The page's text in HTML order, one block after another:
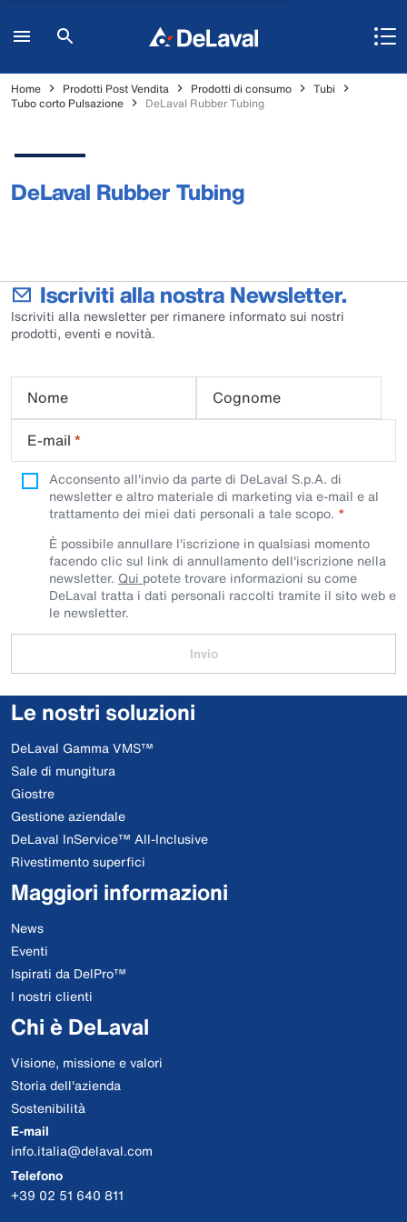
Home Prodotti Post Vendita Prodotti di consumo
Tubi
Tubo corto Pulsazione
DeLaval Rubber Tubing
DeLaval Rubber Tubing
Iscriviti alla nostra Newsletter.
Iscriviti alla newsletter per rimanere informato sui nostri
prodotti, eventi e novità.
Nome
Cognome
E-mail *
Acconsento all'invio da parte di DeLaval S.p.A. di
newsletter e altro materiale di marketing via e-mail e al
trattamento dei miei dati personali a tale scopo.
È possibile annullare l'iscrizione in qualsiasi momento
facendo clic sul link di annullamento dell'iscrizione nella
newsletter. Qui potete trovare informazioni su come
DeLaval tratta i dati personali raccolti tramite il sito web e
le newsletter.
Invio
Le nostri soluzioni
DeLaval Gamma VMS™
Sale di mungitura
Giostre
Gestione aziendale
DeLaval InService™ All-Inclusive
Rivestimento superfici
Maggiori informazioni
News
Eventi
Ispirati da DelPro™
I nostri clienti
Chi è DeLaval
Visione, missione e valori
Storia dell'azienda
Sostenibilità
E-mail
info.italia@delaval.com
Telefono
+39 02 51 640 811